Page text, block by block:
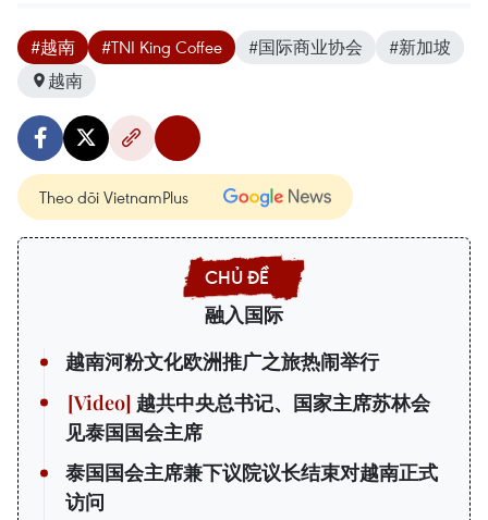
#越南 #TNI King Coffee #国际商业协会
#新加坡
越南
Theo dõi VietnamPlus
融入国际
越南河粉文化欧洲推广之旅热闹举行
越共中央总书记、国家主席苏林会
见泰国国会主席
泰国国会主席兼下议院议长结束对越南正式
访问